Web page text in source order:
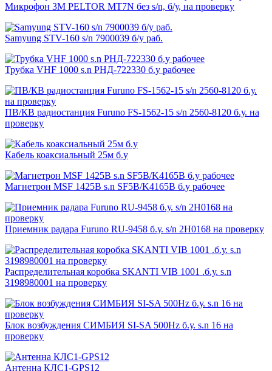
Микрофон 3M PELTOR MT7N без s/n, б/у, на проверку
Samyung STV-160 s/n 7900039 б/у раб.
Трубка VHF 1000 s.n РНД-722330 б.у рабочее
ПВ/КВ радиостанция Furuno FS-1562-15 s/n 2560-8120 б.у. на
проверку
Кабель коаксиальный 25м б.у
Магнетрон MSF 1425B s.n SF5B/K4165B б.у рабочее
Приемник радара Furuno RU-9458 б.у. s/n 2H0168 на проверку
Распределительная коробка SKANTI VIB 1001 .б.у. s.n
3198980001 на проверку
Блок возбуждения СИМБИЯ SI-SA 500Hz б.у. s.n 16 на
проверку
Антенна КЛС1-GPS12